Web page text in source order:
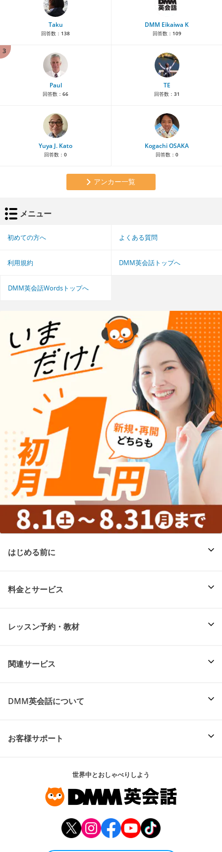
Taku
回答数： 138
DMM Eikaiwa K
回答数： 109
3
Paul
回答数： 66
TE
回答数： 31
Yuya J. Kato
回答数： 0
Kogachi OSAKA
回答数： 0
アンカー一覧
メニュー
初めての方へ よくある質問
利用規約 DMM英会話トップへ
DMM英会話Wordsトップへ
はじめる前に
料金とサービス
レッスン予約・教材
関連サービス
DMM英会話について
お客様サポート
世界中とおしゃべりしよう